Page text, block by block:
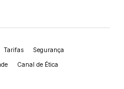
Tarifas Segurança
Canal de Ética